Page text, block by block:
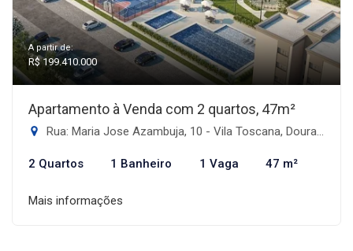
A partir de:
R$ 199.410.000
Apartamento à Venda com 2 quartos, 47m²
Rua: Maria Jose Azambuja, 10 - Vila Toscana, Dourados-MS
2 Quartos 1 Banheiro 1 Vaga 47 m²
Mais informações